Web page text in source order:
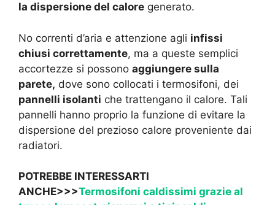
la dispersione del calore generato.
No correnti d’aria e attenzione agli infissi
chiusi correttamente, ma a queste semplici
accortezze si possono aggiungere sulla
parete, dove sono collocati i termosifoni, dei
pannelli isolanti che trattengano il calore. Tali
pannelli hanno proprio la funzione di evitare la
dispersione del prezioso calore proveniente dai
radiatori.
POTREBBE INTERESSARTI
ANCHE>>>Termosifoni caldissimi grazie al